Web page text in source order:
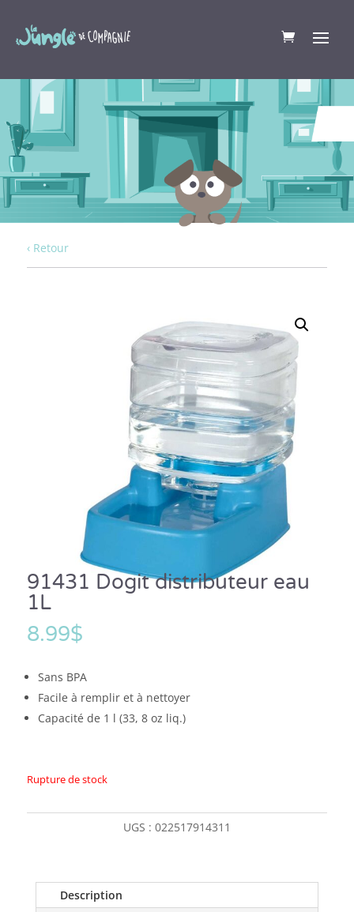
‹ Retour
91431 Dogit distributeur eau
1L
8.99$
Sans BPA
Facile à remplir et à nettoyer
Capacité de 1 l (33, 8 oz liq.)
Rupture de stock
UGS : 022517914311
Description